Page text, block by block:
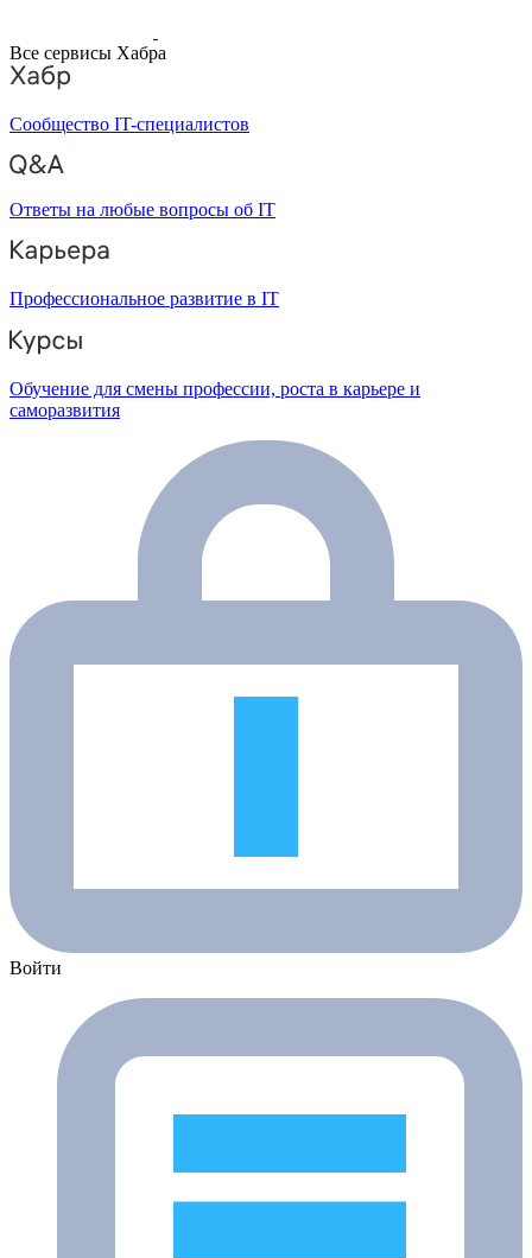
Все сервисы Хабра
Сообщество IT-специалистов
Ответы на любые вопросы об IT
Профессиональное развитие в IT
Обучение для смены профессии, роста в карьере и
саморазвития
Войти